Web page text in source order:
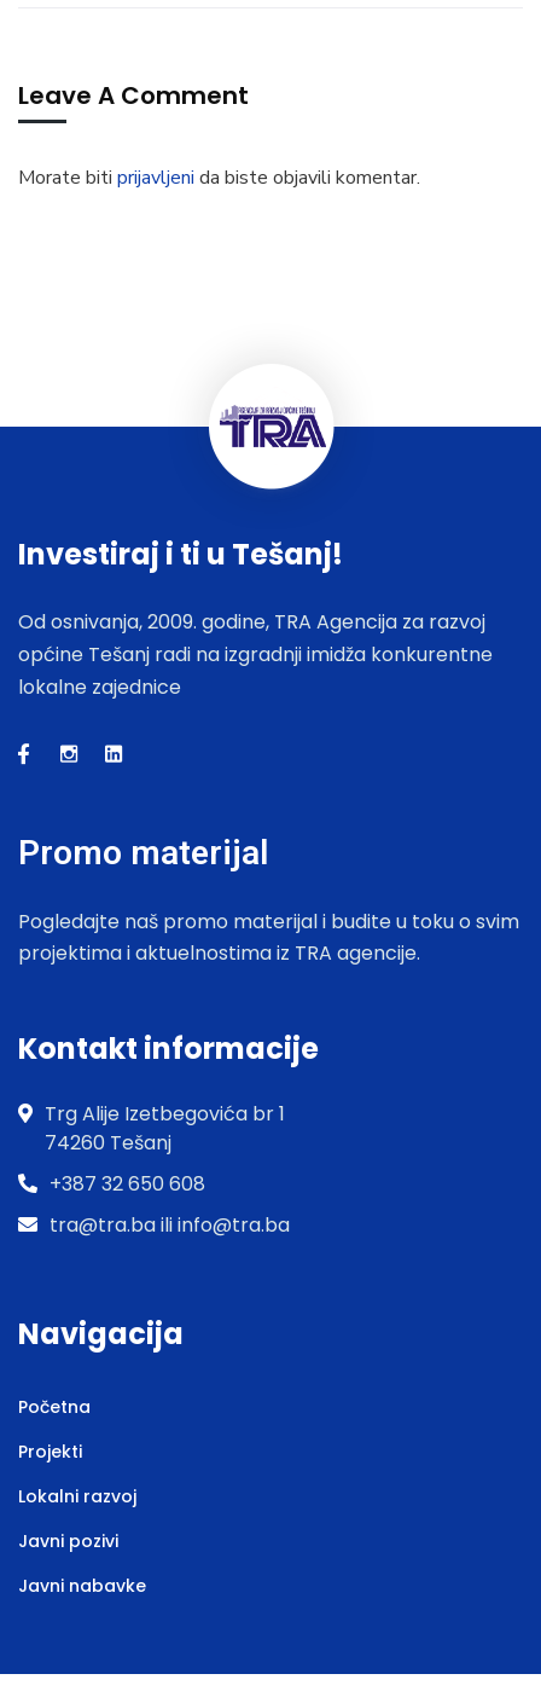
Leave A Comment
Morate biti prijavljeni da biste objavili komentar.
Investiraj i ti u Tešanj!
Od osnivanja, 2009. godine, TRA Agencija za razvoj
općine Tešanj radi na izgradnji imidža konkurentne
lokalne zajednice
Promo materijal
Pogledajte naš promo materijal i budite u toku o svim
projektima i aktuelnostima iz TRA agencije.
Kontakt informacije
Trg Alije Izetbegovića br 1
74260 Tešanj
+387 32 650 608
tra@tra.ba ili info@tra.ba
Navigacija
Početna
Projekti
Lokalni razvoj
Javni pozivi
Javni nabavke